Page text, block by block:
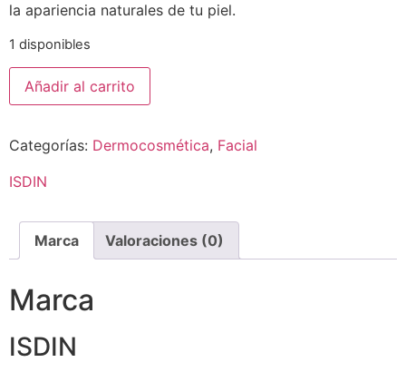
la apariencia naturales de tu piel.
1 disponibles
Añadir al carrito
Categorías: Dermocosmética, Facial
ISDIN
Marca Valoraciones (0)
Marca
ISDIN